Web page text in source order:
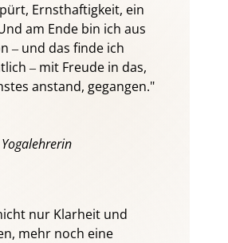
Ernsthaftigkeit,
am Ende bin ich
‒ und das finde
‒ mit Freude in
anstand, gegangen."
nur Klarheit und
mehr noch eine